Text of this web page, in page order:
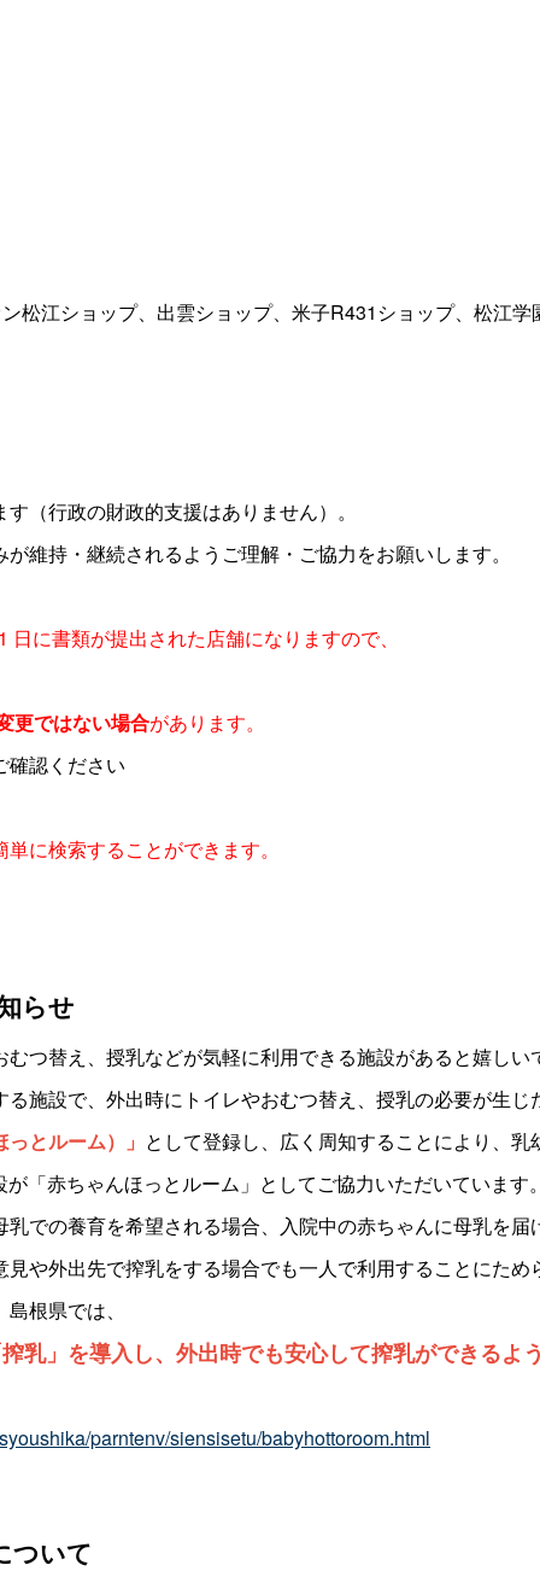
松江ショップ、出雲ショップ、米子R431ショップ、松江
（行政の財政的支援はありません）。
維持・継続されるようご理解・ご協力をお願いします。
日に書類が提出された店舗になりますので、
更ではない場合があります。
確認ください
に検索することができます。
らせ
つ替え、授乳などが気軽に利用できる施設があると嬉しい
施設で、外出時にトイレやおむつ替え、授乳の必要が生
とルーム）」 として登録し、広く周知することにより、
「赤ちゃんほっとルーム」としてご協力いただいています
での養育を希望される場合、入院中の赤ちゃんに母乳を
や外出先で搾乳をする場合でも一人で利用することにた
根県では、
乳」を導入し、外出時でも安心して搾乳ができるよ
parntenv/siensisetu/babyhottoroom.html
ついて